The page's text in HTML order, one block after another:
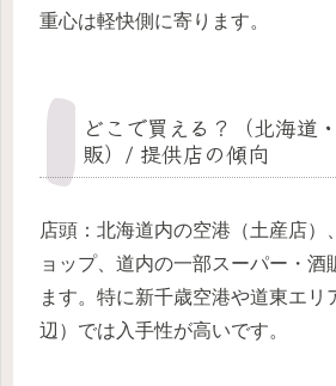
重心は軽快側に寄ります。
どこで買える？（北海道
販）/ 提供店の傾向
店頭：北海道内の空港（土産店）
ョップ、道内の一部スーパー・酒
ます。特に新千歳空港や道東エリ
辺）では入手性が高いです。